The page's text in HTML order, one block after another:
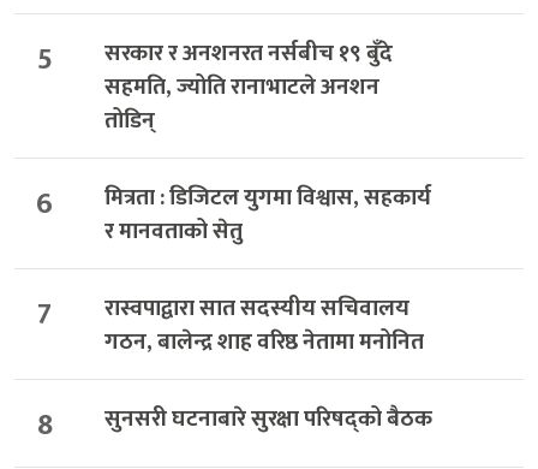
5
सरकार र अनशनरत नर्सबीच १९ बुँदे
सहमति, ज्योति रानाभाटले अनशन
तोडिन्
6
मित्रता : डिजिटल युगमा विश्वास, सहकार्य
र मानवताको सेतु
7
रास्वपाद्वारा सात सदस्यीय सचिवालय
गठन, बालेन्द्र शाह वरिष्ठ नेतामा मनोनित
8 सुनसरी घटनाबारे सुरक्षा परिषद्को बैठक